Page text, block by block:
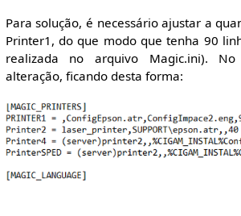
Para solução, é necessário ajustar a
Printer1, do que modo que tenha 90
realizada no arquivo Magic.ini).
alteração, ficando desta forma: